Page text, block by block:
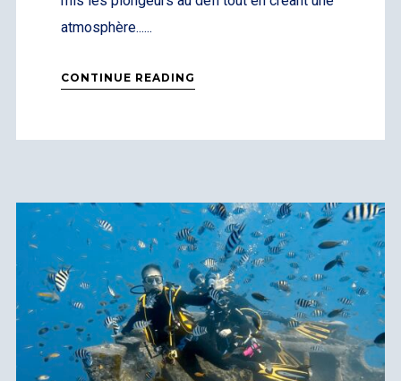
Remember me
atmosphère......
CONTINUE READING